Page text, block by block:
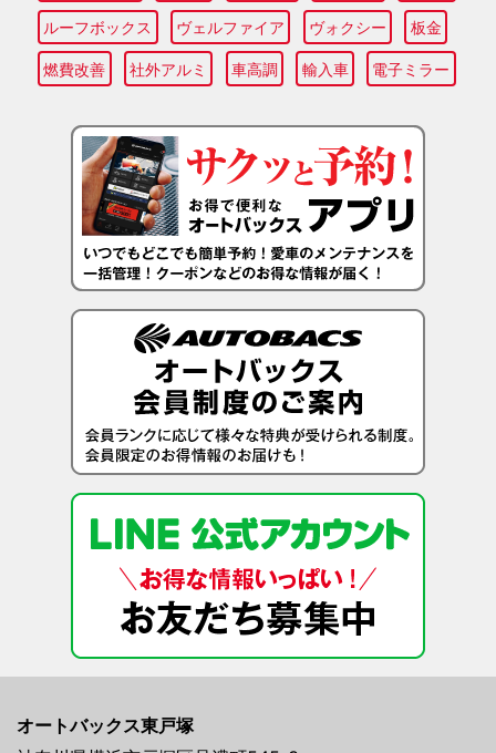
ルーフボックス ヴェルファイア ヴォクシー 板金
燃費改善 社外アルミ 車高調 輸入車 電子ミラー
オートバックス東戸塚